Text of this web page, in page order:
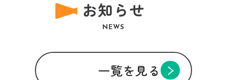
お知らせ
NEWS
一覧を見る